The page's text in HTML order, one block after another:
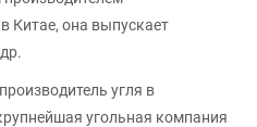
Китае, она выпускает
угля в
угольная компания